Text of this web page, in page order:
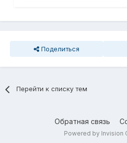
Поделиться
Перейти к списку тем
Обратная связь
Powered by Invision